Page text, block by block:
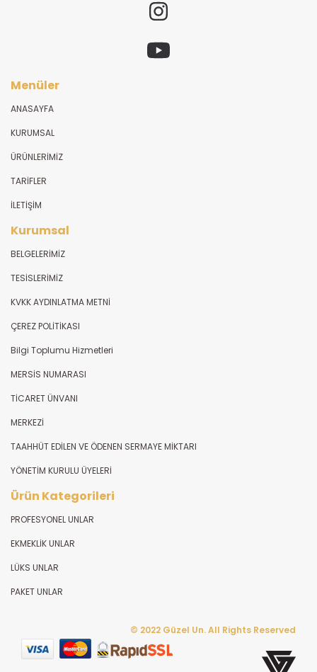
Menüler
ANASAYFA
KURUMSAL
ÜRÜNLERİMİZ
TARİFLER
İLETİŞİM
Kurumsal
BELGELERİMİZ
TESİSLERİMİZ
KVKK AYDINLATMA METNİ
ÇEREZ POLİTİKASI
Bilgi Toplumu Hizmetleri
MERSİS NUMARASI
TİCARET ÜNVANI
MERKEZİ
TAAHHÜT EDİLEN VE ÖDENEN SERMAYE MİKTARI
YÖNETİM KURULU ÜYELERİ
Ürün Kategorileri
PROFESYONEL UNLAR
EKMEKLİK UNLAR
LÜKS UNLAR
PAKET UNLAR
© 2022 Güzel Un. All Rights Reserved